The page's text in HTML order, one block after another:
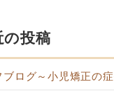
の投稿
ブログ～小児矯正の